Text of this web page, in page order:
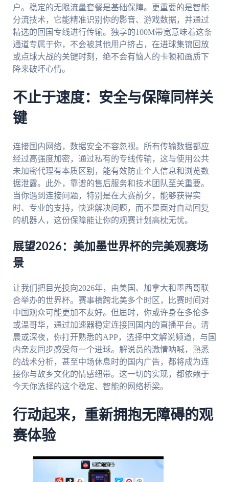
户。稳定的无限流量套餐是基础保障。更重要的是智能
分流技术，它能精准识别你的影音、游戏数据，并通过
精选的回国专线进行传输。独享的100M带宽意味着这条
通道专属于你，不会被其他用户挤占，在进球集锦回放
或点球大战的关键时刻，绝不会有恼人的卡顿和画质下
降来破坏心情。
不止于速度：安全与保障同样关
键
连接国内网络，数据安全不容忽视。所有传输数据都应
经过高强度加密，通过私有的专线传输，这与使用公共
未加密代理有本质区别，能有效防止个人信息和浏览数
据泄露。此外，靠谱的售后服务和技术团队至关重要。
当你遇到连接问题，特别是在大赛前夕，能够获得实
时、专业的支持，快速解决问题，而不是面对自动回复
的机器人，这份保障能让你的观赛计划高枕无忧。
展望2026：美加墨世界杯的完美观赛场
景
让我们把目光投向2026年，由美国、加拿大和墨西哥联
合举办的世界杯。赛事横跨北美多个时区，比赛时间对
中国观众可能更加不友好。但届时，你或许身在多伦多
或温哥华，通过加速器稳定连接回国内的直播平台。清
晨或深夜，你打开熟悉的APP，选择中文解说频道，与国
内亲友同步感受每一个进球。解说员的激情呐喊，熟悉
的战术分析，甚至中场休息时的国内广告，都将成为连
接你与故乡文化的情感纽带。这一切的实现，都依赖于
今天你选择的这个稳定、智能的网络桥梁。
行动起来，重新拥抱无障碍的观
赛体验